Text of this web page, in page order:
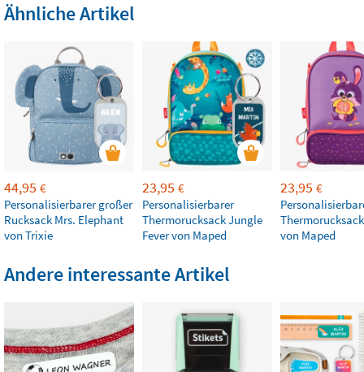
Ähnliche Artikel
44,95 €
Personalisierbarer großer
Rucksack Mrs. Elephant
von Trixie
23,95 €
Personalisierbarer
Thermorucksack Jungle
Fever von Maped
23,95 €
von Maped
Andere interessante Artikel